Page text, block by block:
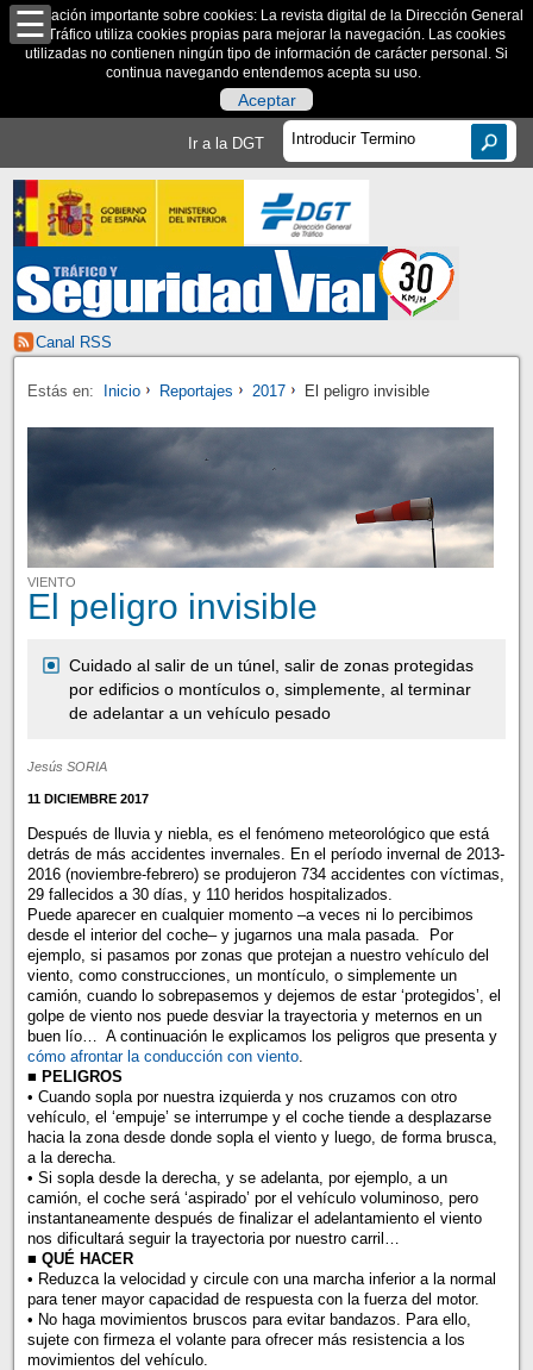
Información importante sobre cookies: La revista digital de la Dirección General
de Tráfico utiliza cookies propias para mejorar la navegación. Las cookies
utilizadas no contienen ningún tipo de información de carácter personal. Si
continua navegando entendemos acepta su uso.
Aceptar
Ir a la DGT
Canal RSS
Estás en: Inicio Reportajes 2017 El peligro invisible
VIENTO
El peligro invisible
Cuidado al salir de un túnel, salir de zonas protegidas
por edificios o montículos o, simplemente, al terminar
de adelantar a un vehículo pesado
Jesús SORIA
11 DICIEMBRE 2017
Después de lluvia y niebla, es el fenómeno meteorológico que está
detrás de más accidentes invernales. En el período invernal de 2013-
2016 (noviembre-febrero) se produjeron 734 accidentes con víctimas,
29 fallecidos a 30 días, y 110 heridos hospitalizados.
Puede aparecer en cualquier momento –a veces ni lo percibimos
desde el interior del coche– y jugarnos una mala pasada. Por
ejemplo, si pasamos por zonas que protejan a nuestro vehículo del
viento, como construcciones, un montículo, o simplemente un
camión, cuando lo sobrepasemos y dejemos de estar ‘protegidos’, el
golpe de viento nos puede desviar la trayectoria y meternos en un
buen lío… A continuación le explicamos los peligros que presenta y
cómo afrontar la conducción con viento.
■ PELIGROS
• Cuando sopla por nuestra izquierda y nos cruzamos con otro
vehículo, el ‘empuje’ se interrumpe y el coche tiende a desplazarse
hacia la zona desde donde sopla el viento y luego, de forma brusca,
a la derecha.
• Si sopla desde la derecha, y se adelanta, por ejemplo, a un
camión, el coche será ‘aspirado’ por el vehículo voluminoso, pero
instantaneamente después de finalizar el adelantamiento el viento
nos dificultará seguir la trayectoria por nuestro carril…
■ QUÉ HACER
• Reduzca la velocidad y circule con una marcha inferior a la normal
para tener mayor capacidad de respuesta con la fuerza del motor.
• No haga movimientos bruscos para evitar bandazos. Para ello,
sujete con firmeza el volante para ofrecer más resistencia a los
movimientos del vehículo.